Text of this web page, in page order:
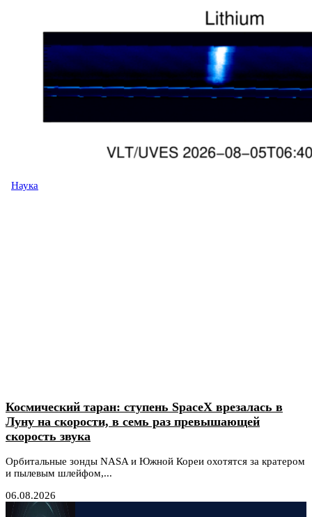
Наука
Космический таран: ступень SpaceX врезалась в
Луну на скорости, в семь раз превышающей
скорость звука
Орбитальные зонды NASA и Южной Кореи охотятся за кратером
и пылевым шлейфом,...
06.08.2026